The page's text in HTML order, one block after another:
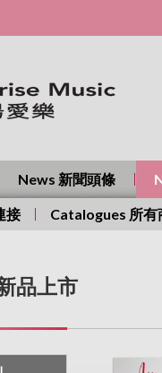
News 新聞頭條
接 Catalogues 所有
品上市